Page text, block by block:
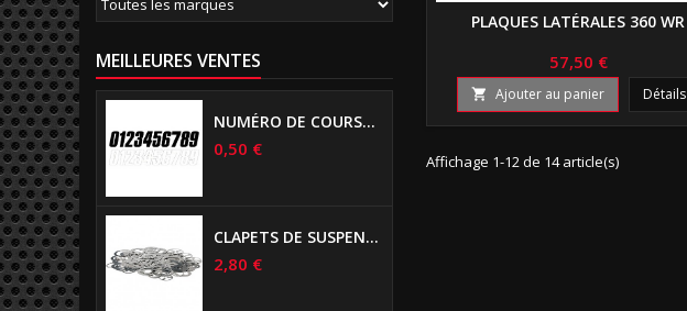
MEILLEURES VENTES
NUMÉRO DE COURSE US 17 CM NOIR
0,50 €
CLAPETS DE SUSPENSIONS DIAMÈTRE 6MM
2,80 €
PLAQUES LATÉRALES 360 WR
57,50 €
 Ajouter au panier Détails
Affichage 1-12 de 14 article(s)